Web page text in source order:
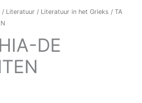
/ Literatuur / Literatuur in het Grieks / TA
DE